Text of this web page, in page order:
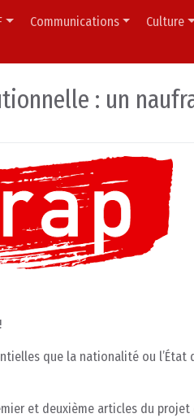
Communications Culture
: un
que la nationalité ou l’État
et deuxième articles du